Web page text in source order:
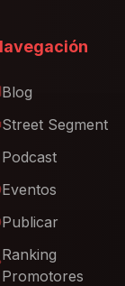
Blog
Street Segment
Podcast
Eventos
Publicar
Ranking
Promotores